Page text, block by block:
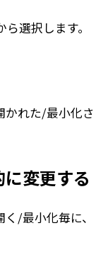
選択します。
かれた/最小化さ
変更する
/最小化毎に、